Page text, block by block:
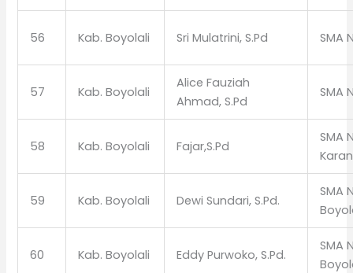
56 Kab. Boyolali Sri Mulatrini, S.Pd SMA
57 Kab. Boyolali
Alice Fauziah
Ahmad, S.Pd
SMA
58 Kab. Boyolali Fajar,S.Pd
SMA
59 Kab. Boyolali Dewi Sundari, S.Pd.
SMA
60 Kab. Boyolali Eddy Purwoko, S.Pd.
SMA